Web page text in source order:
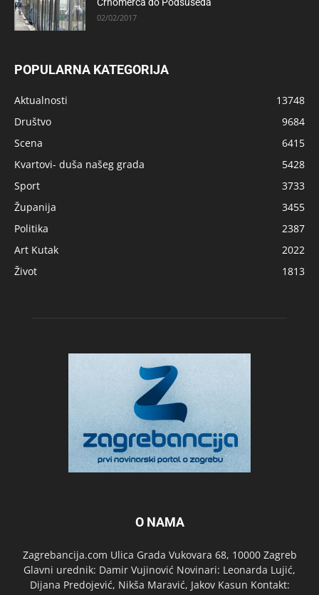
02/02/2017
POPULARNA KATEGORIJA
Aktualnosti
13748
Društvo
9684
Scena
6415
Kvartovi- duša našeg grada
5428
Sport
3733
Županija
3455
Politika
2387
Art Kutak
2022
Život
1813
O NAMA
Zagrebancija.com Ulica Grada Vukovara 68, 10000 Zagreb
Glavni urednik: Damir Vujinović Novinari: Leonarda Lujić,
Dijana Predojević, Nikša Maravić, Jakov Kasun Kontakt: